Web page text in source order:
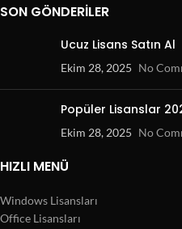
SON GÖNDERILER
Ucuz Lisans Satın Al
Ekim 28, 2025 No
Popüler Lisanslar
Ekim 28, 2025 No
HIZLI MENÜ
Windows Lisansları
Office Lisansları